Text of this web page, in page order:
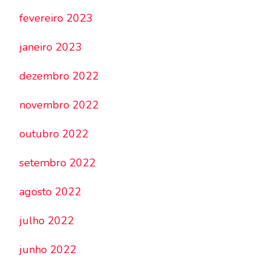
fevereiro 2023
janeiro 2023
dezembro 2022
novembro 2022
outubro 2022
setembro 2022
agosto 2022
julho 2022
junho 2022